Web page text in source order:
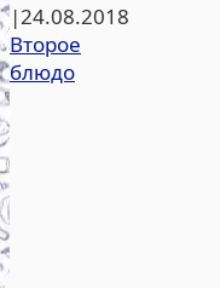
|24.08.2018
Второе
блюдо